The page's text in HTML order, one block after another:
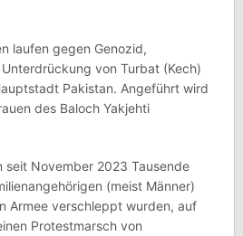
laufen gegen Genozid,
von Turbat (Kech)
Pakistan. Angeführt wird
des Baloch Yakjehti
seit November 2023 Tausende
(meist Männer)
Armee verschleppt wurden, auf
Protestmarsch von